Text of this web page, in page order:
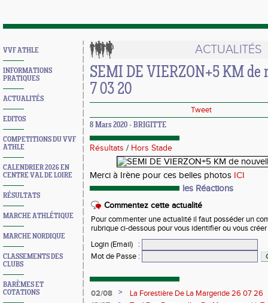
VVF ATHLE
INFORMATIONS
PRATIQUES
ACTUALITÉS
EDITOS
COMPETITIONS DU VVF
ATHLE
CALENDRIER 2026 EN
CENTRE VAL DE LOIRE
RÉSULTATS
MARCHE ATHLÉTIQUE
MARCHE NORDIQUE
CLASSEMENTS DES
CLUBS
BARÈMES ET
COTATIONS
ACTUALITÉS
SEMI DE VIERZON+5 KM de
7 03 20
Tweet
8 Mars 2020 - BRIGITTE
Résultats / Hors Stade
Merci à Irène pour ces belles photos ICI
les Réactions
Commentez cette actualité
Pour commenter une actualité il faut posséder un
rubrique ci-dessous pour vous identifier ou vous
Login (Email)
:
Mot de Passe :
02/08 >
La Forestière De La Margeride 26 07 26